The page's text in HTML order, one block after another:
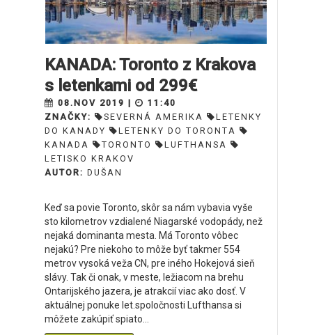
KANADA: Toronto z Krakova
s letenkami od 299€
08.NOV 2019 |
11:40
ZNAČKY:
SEVERNÁ AMERIKA
LETENKY
DO KANADY
LETENKY DO TORONTA
KANADA
TORONTO
LUFTHANSA
LETISKO KRAKOV
AUTOR: DUŠAN
Keď sa povie Toronto, skôr sa nám vybavia vyše
sto kilometrov vzdialené Niagarské vodopády, než
nejaká dominanta mesta. Má Toronto vôbec
nejakú? Pre niekoho to môže byť takmer 554
metrov vysoká veža CN, pre iného Hokejová sieň
slávy. Tak či onak, v meste, ležiacom na brehu
Ontarijského jazera, je atrakcií viac ako dosť. V
aktuálnej ponuke let.spoločnosti Lufthansa si
môžete zakúpiť spiato...